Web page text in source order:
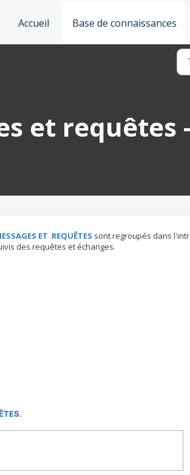
Accueil Base de connaissances
et requêtes
ET REQUÊTES sont regroupés dans
des requêtes et échanges.
.